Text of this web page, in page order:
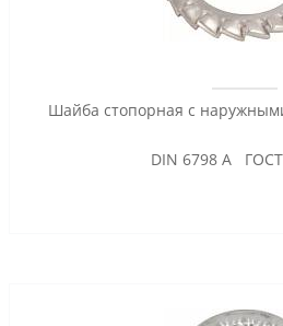
Шайба стопорная с
DIN 6798 A